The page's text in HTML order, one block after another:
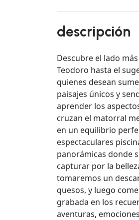
descripción
Descubre el lado
Teodoro hasta el
quienes desean
paisajes únicos y
aprender los
cruzan el matorral
en un equilibrio
espectaculares
panorámicas donde
capturar por la
tomaremos un
quesos, y luego
grabada en los
aventuras,